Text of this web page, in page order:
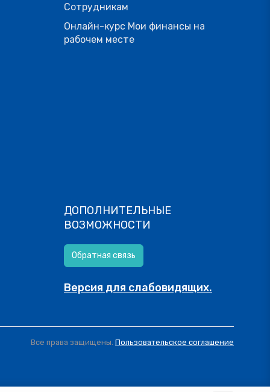
Сотрудникам
Онлайн-курс Мои финансы на
рабочем месте
ДОПОЛНИТЕЛЬНЫЕ
ВОЗМОЖНОСТИ
Обратная связь
Версия для слабовидящих.
Все права защищены. Пользовательское соглашение